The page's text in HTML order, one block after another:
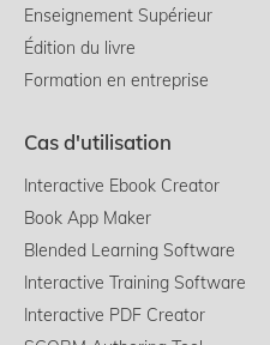
Enseignement Supérieur
Édition du livre
Formation en entreprise
Cas d'utilisation
Interactive Ebook Creator
Book App Maker
Blended Learning Software
Interactive Training Software
Interactive PDF Creator